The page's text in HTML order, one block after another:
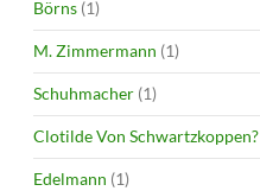
Börns (1)
M. Zimmermann (1)
Schuhmacher (1)
Clotilde Von Schwartzkoppen?
Edelmann (1)